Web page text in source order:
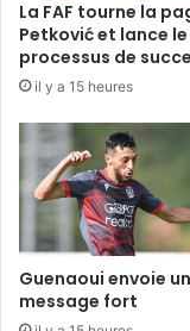
La FAF tourne la
Petković et lance le
processus de
il y a 15 heures
Guenaoui envoie un
message fort